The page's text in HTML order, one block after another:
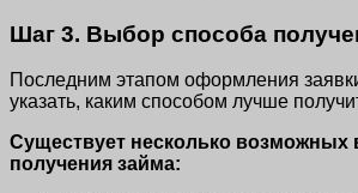
Шаг 3. Выбор способа
Последним этапом оформления
указать, каким способом лучше
Существует несколько возможных
получения займа: